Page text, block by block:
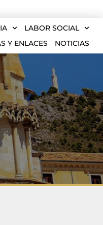
LABOR SOCIAL
Y ENLACES
NOTICIAS